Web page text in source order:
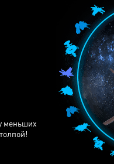
меньших